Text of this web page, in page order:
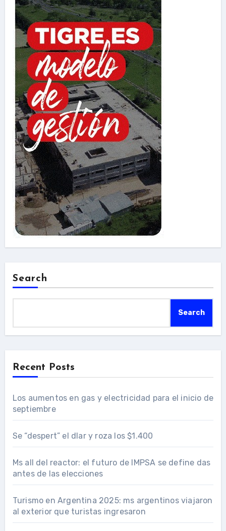
Search
Search
Recent Posts
Los aumentos en gas y electricidad para el inicio de
septiembre
Se “despert” el dlar y roza los $1.400
Ms all del reactor: el futuro de IMPSA se define das
antes de las elecciones
Turismo en Argentina 2025: ms argentinos viajaron
al exterior que turistas ingresaron